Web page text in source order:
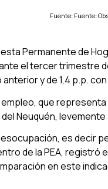
Fuente: Fuente:
Permanente de
el tercer trimestre
y de 1,4 p.p.
que
Neuquén,
es decir
de la PEA,
en este